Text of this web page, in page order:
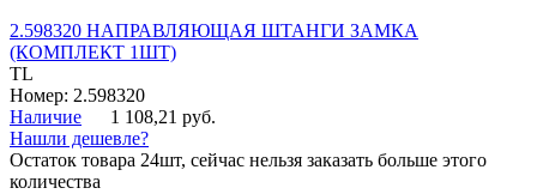
2.598320 НАПРАВЛЯЮЩАЯ ШТАНГИ ЗАМКА
(КОМПЛЕКТ 1ШТ)
TL
Номер: 2.598320
Наличие
1 108,21 руб.
Нашли дешевле?
Остаток товара 24шт, сейчас нельзя заказать больше этого
количества